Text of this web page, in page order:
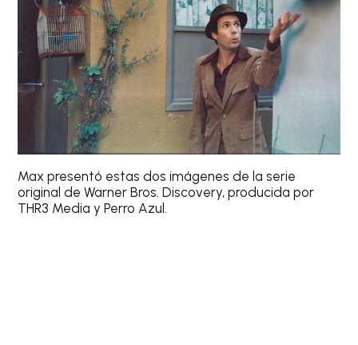
Max presentó estas dos imágenes de la serie
original de Warner Bros. Discovery, producida por
THR3 Media y Perro Azul.